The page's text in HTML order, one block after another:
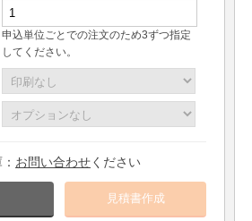
申込単位ごとでの注文のため3ずつ指定
してください。
お問い合わせください